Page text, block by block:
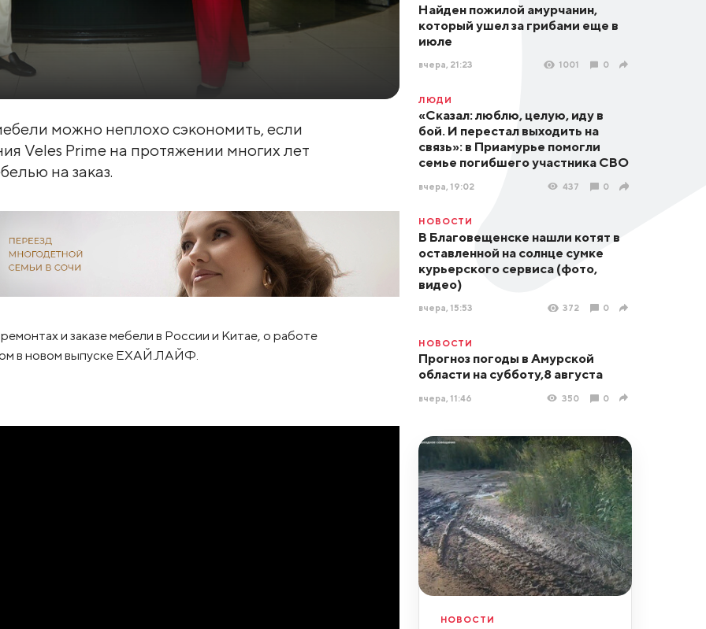
можно неплохо сэкономить, если
Veles Prime на протяжении многих лет
на заказ.
и заказе мебели в России и Китае, о работе
в новом выпуске ЕХАЙ.ЛАЙФ.
Найден пожилой амурчанин,
который ушел за грибами еще в
июле
вчера, 21:23 1001 0
ЛЮДИ
«Сказал: люблю, целую, иду в
бой. И перестал выходить на
связь»: в Приамурье помогли
семье погибшего участника СВО
вчера, 19:02 437 0
НОВОСТИ
В Благовещенске нашли котят в
оставленной на солнце сумке
курьерского сервиса (фото,
видео)
вчера, 15:53 372 0
НОВОСТИ
Прогноз погоды в Амурской
области на субботу,8 августа
вчера, 11:46 350 0
НОВОСТИ